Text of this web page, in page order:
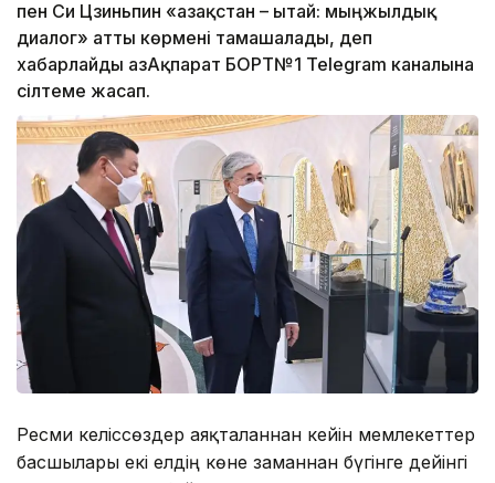
пен Си Цзиньпин «Қазақстан – Қытай: мыңжылдық
диалог» атты көрмені тамашалады, деп
хабарлайды ҚазАқпарат БОРТ№1 Telegram каналына
сілтеме жасап.
Ресми келіссөздер аяқталғаннан кейін мемлекеттер
басшылары екі елдің көне заманнан бүгінге дейінгі